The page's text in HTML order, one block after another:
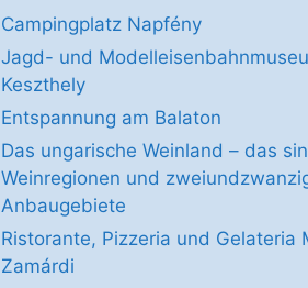
Campingplatz Napfény
Jagd- und
Keszthely
Entspannung am Balaton
Das ungarische Weinland – das
Weinregionen und
Anbaugebiete
Ristorante, Pizzeria und Gelateria
Zamárdi